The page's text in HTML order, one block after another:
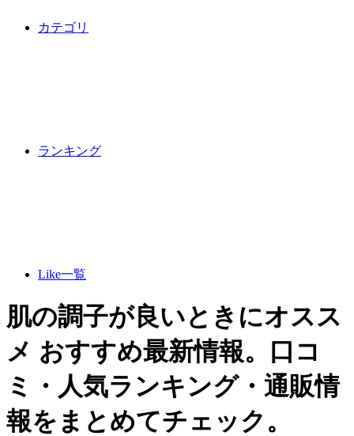
カテゴリ
ランキング
Like一覧
肌の調子が良いときにオスス
メ おすすめ最新情報。口コ
ミ・人気ランキング・通販情
報をまとめてチェック。